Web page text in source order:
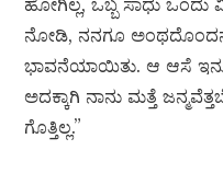
ಹೋಗಿಲ್ಲ, ಒಬ್ಬ ಸಾಧು ಒಂದು
ನೋಡಿ, ನನಗೂ
ಭಾವನೆಯಾಯಿತು. ಆ ಆಸೆ
ಅದಕ್ಕಾಗಿ ನಾನು ಮತ್ತೆ
ಗೊತ್ತಿಲ್ಲ.”